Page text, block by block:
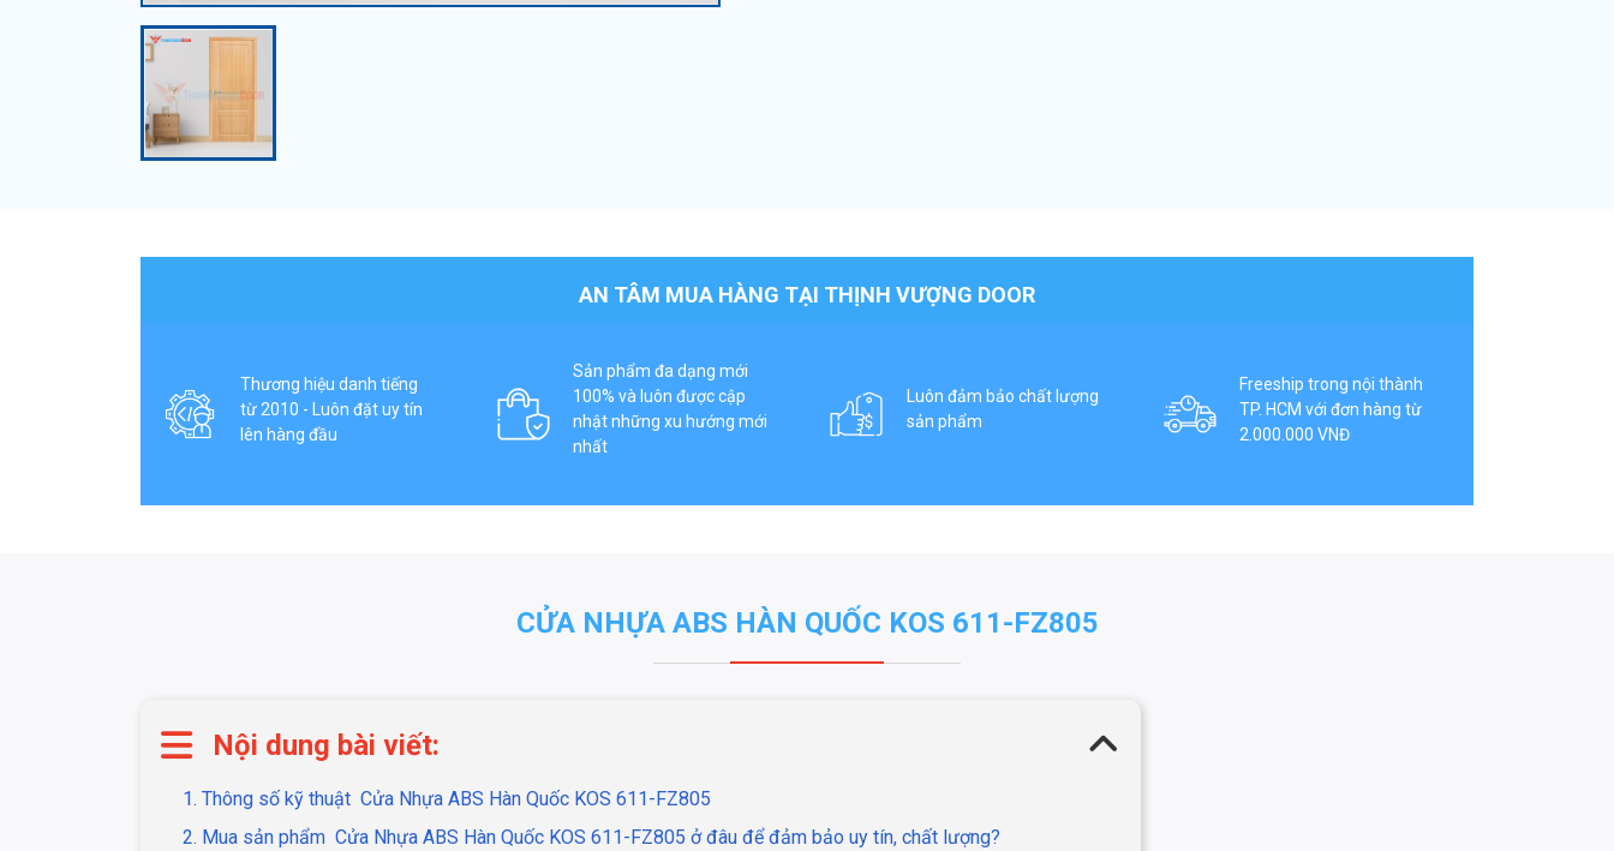
AN TÂM MUA HÀNG TẠI THỊNH VƯỢNG DOOR
Thương hiệu danh tiếng
từ 2010 - Luôn đặt uy tín
lên hàng đầu
Sản phẩm đa dạng mới
100% và luôn được cập
nhật những xu hướng mới
nhất
Luôn đảm bảo chất lượng
sản phẩm
Freeship trong nội thành
TP. HCM với đơn hàng từ
2.000.000 VNĐ
CỬA NHỰA ABS HÀN QUỐC KOS 611-FZ805
Nội dung bài viết:
1. Thông số kỹ thuật Cửa Nhựa ABS Hàn Quốc KOS 611-FZ805
2. Mua sản phẩm Cửa Nhựa ABS Hàn Quốc KOS 611-FZ805 ở đâu để đảm bảo uy tín, chất lượng?